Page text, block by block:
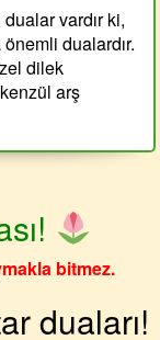
vardır ki,
dualardır.
dilek
arş
bitmez.
duaları!